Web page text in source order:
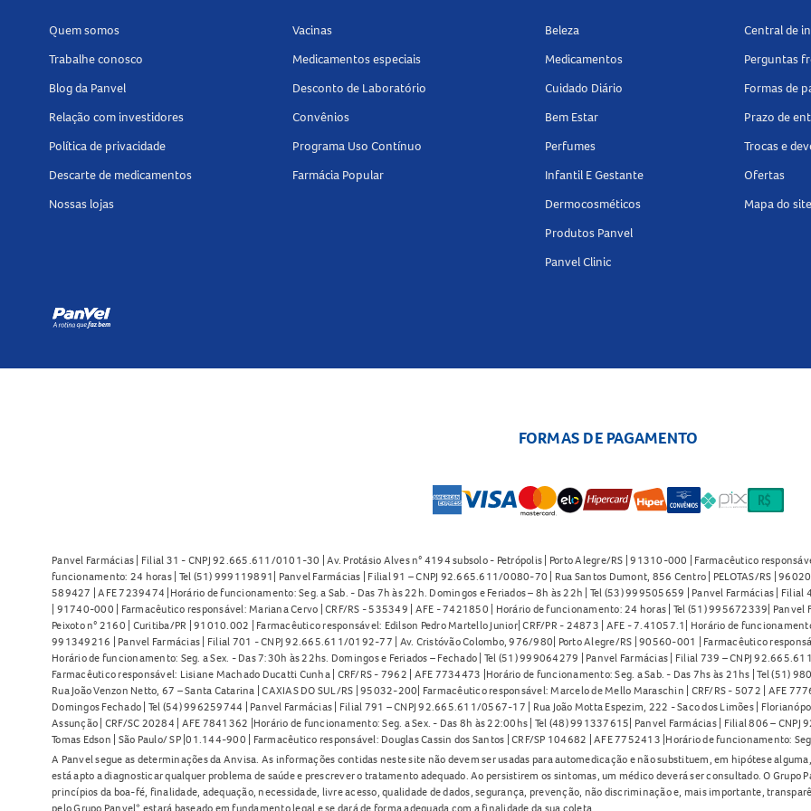
Quem somos
Trabalhe conosco
Blog da Panvel
Relação com investidores
Política de privacidade
Descarte de medicamentos
Nossas lojas
Vacinas
Medicamentos especiais
Desconto de Laboratório
Convênios
Programa Uso Contínuo
Farmácia Popular
Beleza
Medicamentos
Cuidado Diário
Bem Estar
Perfumes
Infantil E Gestante
Dermocosméticos
Produtos Panvel
Panvel Clinic
Central de
Perguntas
Formas de
Prazo de
Trocas e
Ofertas
Mapa do site
FORMAS DE PAGAMENTO
Panvel Farmácias | Filial 31 - CNPJ 92.665.611/0101-30 | Av. Protásio Alves n° 4194 subsolo - Petrópolis | Porto Alegre/RS | 91310-000 | Farmacêutico
funcionamento: 24 horas | Tel (51) 999119891| Panvel Farmácias | Filial 91 – CNPJ 92.665.611/0080-70 | Rua Santos Dumont, 856 Centro | PELOTAS/RS |
589427 | AFE 7239474 |Horário de funcionamento: Seg. a Sab. - Das 7h às 22h. Domingos e Feriados – 8h às 22h | Tel (53) 999505659 | Panvel Farmácias |
| 91740-000 | Farmacêutico responsável: Mariana Cervo | CRF/RS - 535349 | AFE - 7421850 | Horário de funcionamento: 24 horas | Tel (51) 995672339|
Peixoto n° 2160 | Curitiba/PR | 91010.002 | Farmacêutico responsável: Edilson Pedro Martello Junior| CRF/PR - 24873 | AFE - 7.41057.1| Horário de
991349216 | Panvel Farmácias | Filial 701 - CNPJ 92.665.611/0192-77 | Av. Cristóvão Colombo, 976/980| Porto Alegre/RS | 90560-001 | Farmacêutico
Horário de funcionamento: Seg. a Sex. - Das 7:30h às 22hs. Domingos e Feriados – Fechado | Tel (51) 999064279 | Panvel Farmácias | Filial 739 – CNPJ
Farmacêutico responsável: Lisiane Machado Ducatti Cunha | CRF/RS - 7962 | AFE 7734473 |Horário de funcionamento: Seg. a Sab. - Das 7hs às 21hs | Tel (51)
Rua João Venzon Netto, 67 – Santa Catarina | CAXIAS DO SUL/RS | 95032-200| Farmacêutico responsável: Marcelo de Mello Maraschin | CRF/RS - 5072 | AFE
Domingos Fechado | Tel (54) 996259744 | Panvel Farmácias | Filial 791 – CNPJ 92.665.611/0567-17 | Rua João Motta Espezim, 222 - Saco dos Limões |
Assunção | CRF/SC 20284 | AFE 7841362 |Horário de funcionamento: Seg. a Sex. - Das 8h às 22:00hs | Tel (48) 991337615| Panvel Farmácias | Filial 806 –
Tomas Edson | São Paulo/ SP |01.144-900 | Farmacêutico responsável: Douglas Cassin dos Santos | CRF/SP 104682 | AFE 7752413 |Horário de funcionamento:
A Panvel segue as determinações da Anvisa. As informações contidas neste site não devem ser usadas para automedicação e não substituem, em hipótese
está apto a diagnosticar qualquer problema de saúde e prescrever o tratamento adequado. Ao persistirem os sintomas, um médico deverá ser consultado. O Grupo
princípios da boa-fé, finalidade, adequação, necessidade, livre acesso, qualidade de dados, segurança, prevenção, não discriminação e, mais importante,
pelo Grupo Panvel* estará baseado em fundamento legal e se dará de forma adequada com a finalidade da sua coleta.